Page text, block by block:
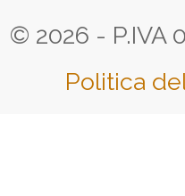
© 2026 - P.IVA
Politica